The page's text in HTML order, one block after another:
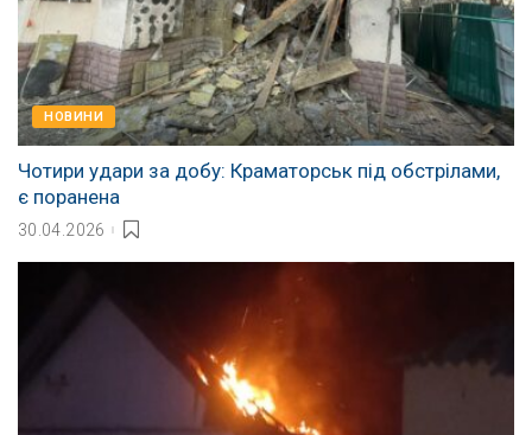
НОВИНИ
Чотири удари за добу: Краматорськ під обстрілами,
є поранена
30.04.2026